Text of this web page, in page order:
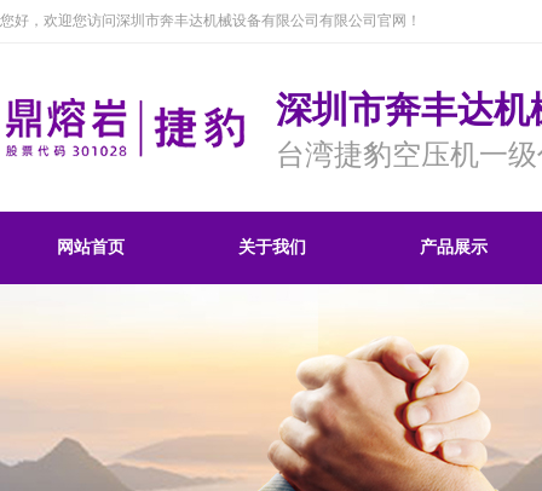
您好，欢迎您访问深圳市奔丰达机械设备有限公司有限公司官网！
深圳市奔丰达
台湾捷豹空压机一
网站首页 关于我们 产品展示